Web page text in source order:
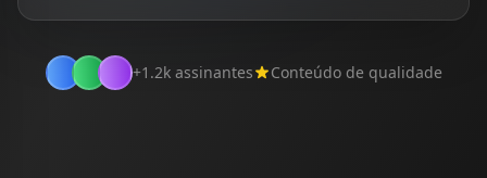
+1.2k assinantes Conteúdo de qualidade